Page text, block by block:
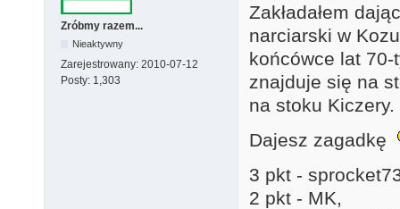
Zróbmy razem...
Nieaktywny
Zarejestrowany: 2010-07-12
Posty: 1,303
Zakładałem
narciarski w
końcówce lat
znajduje się na
na stoku Kiczery.
Dajesz zagadkę
3 pkt -
2 pkt - MK,